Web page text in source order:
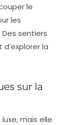
le
les
sentiers
la
sur la
mais elle